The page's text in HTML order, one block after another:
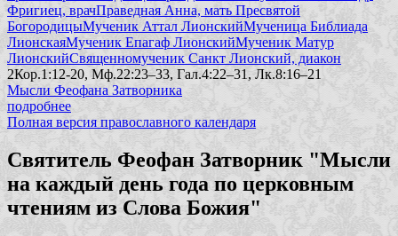
Фригиец, врачПраведная Анна, мать Пресвятой
БогородицыМученик Аттал ЛионскийМученица Библиада
ЛионскаяМученик Епагаф ЛионскийМученик Матур
ЛионскийСвященномученик Санкт Лионский, диакон
2Кор.1:12-20, Мф.22:23–33, Гал.4:22–31, Лк.8:16–21
Мысли Феофана Затворника
подробнее
Полная версия православного календаря
Святитель Феофан Затворник "Мысли
на каждый день года по церковным
чтениям из Слова Божия"